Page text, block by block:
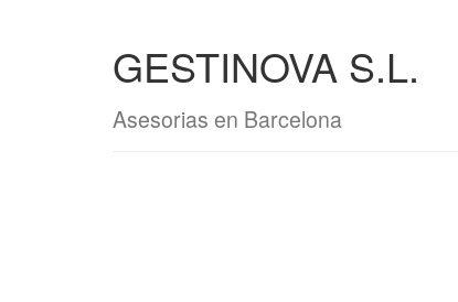
GESTINOVA S.L.
Asesorias en Barcelona